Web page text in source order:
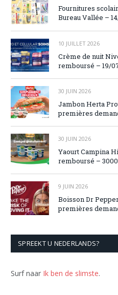
Fournitures
Bureau Vallée –
10 JUILLET 2026
Crème de nuit
remboursé – 19/
30 JUIN 2026
Jambon Herta
premières
30 JUIN 2026
Yaourt Campina
remboursé –
9 JUIN 2026
Boisson Dr
premières
SPREEKT U NEDERLANDS?
Surf naar Ik ben de slimste.